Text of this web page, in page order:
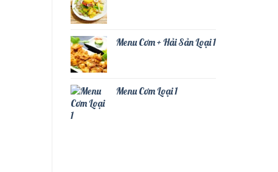
Menu Cơm + Hải Sản Loại 1
Menu Cơm Loại 1